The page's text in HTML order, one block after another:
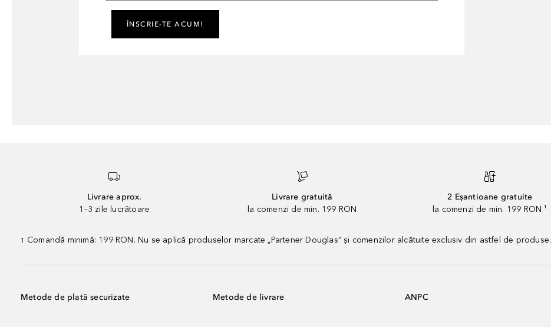
ÎNSCRIE-TE ACUM!
Livrare aprox.
1–3 zile lucrătoare
Livrare gratuită
la comenzi de min. 199 RON
2 Eșantioane gratuite
la comenzi de min. 199 RON ¹
1 Comandă minimă: 199 RON. Nu se aplică produselor marcate „Partener Douglas” și comenzilor alcătuite exclusiv din astfel de produse.
Metode de plată securizate Metode de livrare ANPC